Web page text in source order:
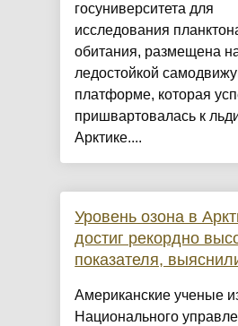
госуниверситета для
исследования
обитания, размещена
ледостойкой
платформе, которая
пришвартовалась к
Арктике....
Уровень озона в
достиг рекордно
показателя,
Американские ученые
Национального